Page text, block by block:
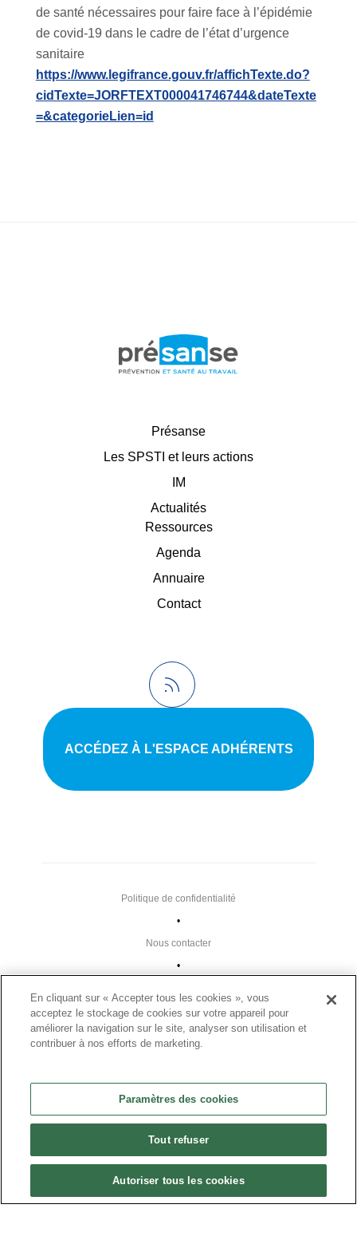
de santé nécessaires pour faire face à l’épidémie
de covid-19 dans le cadre de l’état d’urgence
sanitaire
https://www.legifrance.gouv.fr/affichTexte.do?
cidTexte=JORFTEXT000041746744&dateTexte
=&categorieLien=id
Présanse
Les SPSTI et leurs actions
IM
Actualités
Ressources
Agenda
Annuaire
Contact
ACCÉDEZ À L'ESPACE ADHÉRENTS
Plan du site
•
•
Nous contacter
•
Politique de confidentialité
•
CGU
•
FAQ
En cliquant sur « Accepter tous les cookies », vous
acceptez le stockage de cookies sur votre appareil pour
améliorer la navigation sur le site, analyser son utilisation et
contribuer à nos efforts de marketing.
Paramètres des cookies
Tout refuser
Autoriser tous les cookies